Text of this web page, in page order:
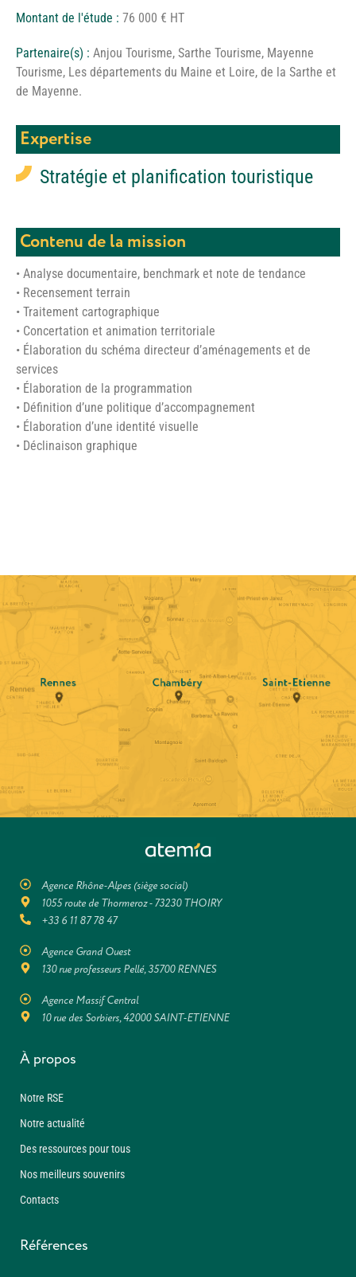
Montant de l'étude : 76 000 € HT
Partenaire(s) : Anjou Tourisme, Sarthe Tourisme, Mayenne
Tourisme, Les départements du Maine et Loire, de la Sarthe et
de Mayenne.
Expertise
Stratégie et planification touristique
Contenu de la mission
• Analyse documentaire, benchmark et note de tendance
• Recensement terrain
• Traitement cartographique
• Concertation et animation territoriale
• Élaboration du schéma directeur d’aménagements et de
services
• Élaboration de la programmation
• Définition d’une politique d’accompagnement
• Élaboration d’une identité visuelle
• Déclinaison graphique
Agence Rhône-Alpes (siège social)
1055 route de Thormeroz - 73230 THOIRY
+33 6 11 87 78 47
Agence Grand Ouest
130 rue professeurs Pellé, 35700 RENNES
Agence Massif Central
10 rue des Sorbiers, 42000 SAINT-ETIENNE
À propos
Notre RSE
Notre actualité
Des ressources pour tous
Nos meilleurs souvenirs
Contacts
Références